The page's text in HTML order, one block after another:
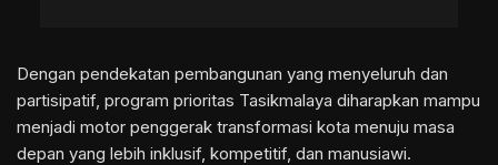
Dengan pendekatan pembangunan yang menyeluruh dan
partisipatif, program prioritas Tasikmalaya diharapkan mampu
menjadi motor penggerak transformasi kota menuju masa
depan yang lebih inklusif, kompetitif, dan manusiawi.